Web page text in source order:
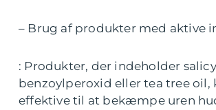
– Brug af produkter med aktive
: Produkter, der indeholder
benzoylperoxid eller tea tree oil,
effektive til at bekæmpe uren